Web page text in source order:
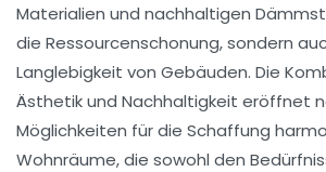
Materialien und nachhaltigen
die Ressourcenschonung, sondern
Langlebigkeit von Gebäuden. Die
Ästhetikund Nachhaltigkeit eröffnet
Möglichkeiten für die Schaffung
Wohnräume, die sowohl den